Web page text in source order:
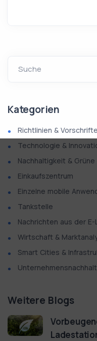
Suche
Kategorien
Richtlinien &
Technologie &
Nachhaltigkeit & Grüne
Einkaufszentrum
Einzelne mobile
Tankstelle
Nachrichten aus der
Wirtschaft &
Smart Cities &
Weitere Blogs